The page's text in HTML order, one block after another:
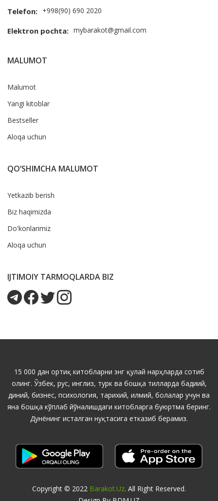
Telefon: +998(90) 690 2020
Elektron pochta: mybarakot@gmail.com
MALUMOT
Malumot
Yangi kitoblar
Bestseller
Aloqa uchun
QO‘SHIMCHA MALUMOT
Yetkazib berish
Biz haqimizda
Do'konlarimiz
Aloqa uchun
IJTIMOIY TARMOQLARDA BIZ
15 000 дан ортиқ китобларни энг қулай нарҳларда сотиб
олинг. Ўзбек, рус, инглиз, турк ва бошқа тилларда бадиий,
диний, бизнес, психология, тарихий, илмий, болалар учун ва
яна бошқа кўплаб йўналишдаги китобларга буюртма беринг.
Дунёнинг исталган нуқтасига етказиб берамиз.
Copyright © 2022 Barakot.uz. All Right Reserved.